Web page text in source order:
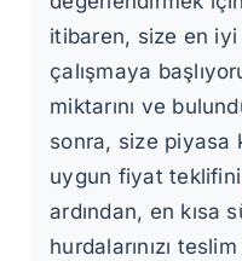
itibaren, size en
çalışmaya
miktarını ve
sonra, size piyasa
uygun fiyat teklifini
ardından, en kısa
hurdalarınızı